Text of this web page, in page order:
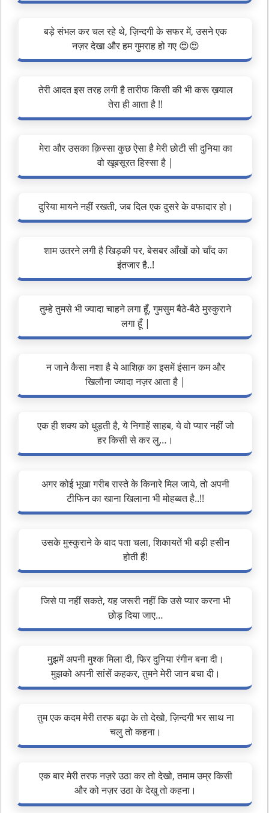
बड़े संभल कर चल रहे थे, ज़िन्दगी के सफर में, उसने एक
नज़र देखा और हम गुमराह हो गए 😍😍
तेरी आदत इस तरह लगी है तारीफ किसी की भी करू ख़याल
तेरा ही आता है !!
मेरा और उसका क़िस्सा कुछ ऐसा है मेरी छोटी सी दुनिया का
वो खूबसूरत हिस्सा है |
दुरिया मायने नहीं रखती, जब दिल एक दुसरे के वफादार हो।
शाम उतरने लगी है खिड़की पर, बेसबर आँखों को चाँद का
इंतजार है..!
तुम्हे तुमसे भी ज्यादा चाहने लगा हूँ, गुमसुम बैठे-बैठे मुस्कुराने
लगा हूँ |
न जाने कैसा नशा है ये आशिक़ का इसमें इंसान कम और
खिलौना ज्यादा नज़र आता है |
एक ही शक्य को धुड़ती है, ये निगाहें साहब, ये वो प्यार नहीं जो
हर किसी से कर लु…।
अगर कोई भूखा गरीब रास्ते के किनारे मिल जाये, तो अपनी
टीफिन का खाना खिलाना भी मोहब्बत है..!!
उसके मुस्कुराने के बाद पता चला, शिकायतें भी बड़ी हसीन
होती हैं!
जिसे पा नहीं सकते, यह जरूरी नहीं कि उसे प्यार करना भी
छोड़ दिया जाए…
मुझमें अपनी मुश्क मिला दी, फिर दुनिया रंगीन बना दी।
मुझको अपनी सांसें कहकर, तुमने मेरी जान बचा दी।
तुम एक कदम मेरी तरफ बढ़ा के तो देखो, ज़िन्दगी भर साथ ना
चलु तो कहना।
एक बार मेरी तरफ नज़रे उठा कर तो देखो, तमाम उम्र किसी
और को नज़र उठा के देखु तो कहना।